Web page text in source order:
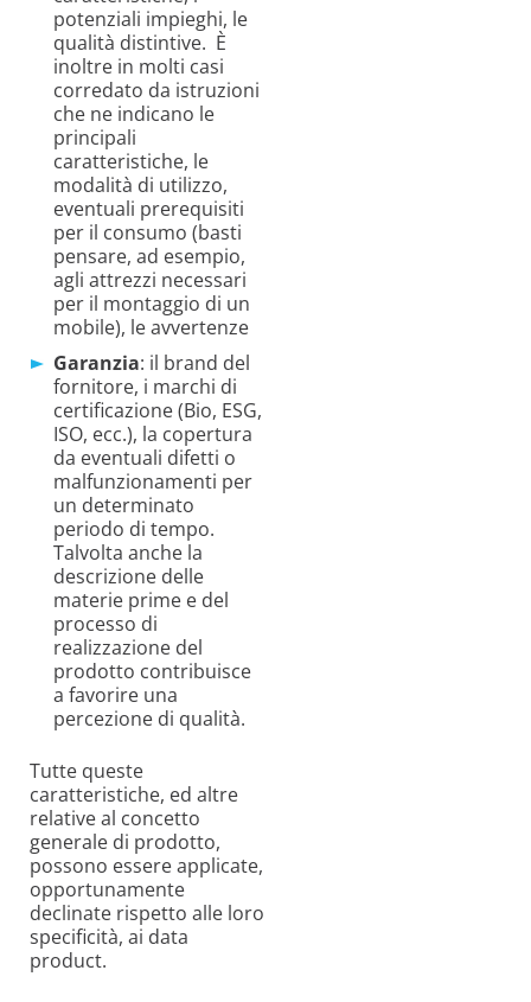
potenziali impieghi, le
qualità distintive. È
inoltre in molti casi
corredato da istruzioni
che ne indicano le
principali
caratteristiche, le
modalità di utilizzo,
eventuali prerequisiti
per il consumo (basti
pensare, ad esempio,
agli attrezzi necessari
per il montaggio di un
mobile), le avvertenze
Garanzia: il brand del
fornitore, i marchi di
certificazione (Bio, ESG,
ISO, ecc.), la copertura
da eventuali difetti o
malfunzionamenti per
un determinato
periodo di tempo.
Talvolta anche la
descrizione delle
materie prime e del
processo di
realizzazione del
prodotto contribuisce
a favorire una
percezione di qualità.
Tutte queste
caratteristiche, ed altre
relative al concetto
generale di prodotto,
possono essere applicate,
opportunamente
declinate rispetto alle loro
specificità, ai data
product.